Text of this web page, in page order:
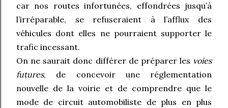
car nos routes infortunées, effondrées jusqu’à
l’irréparable, se refuseraient à l’afflux des
véhicules dont elles ne pourraient supporter le
trafic incessant.
On ne saurait donc différer de préparer les voies
futures, de concevoir une réglementation
nouvelle de la voirie et de comprendre que le
mode de circuit automobiliste de plus en plus